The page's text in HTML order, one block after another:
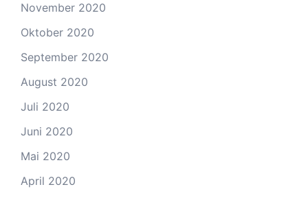
November 2020
Oktober 2020
September 2020
August 2020
Juli 2020
Juni 2020
Mai 2020
April 2020